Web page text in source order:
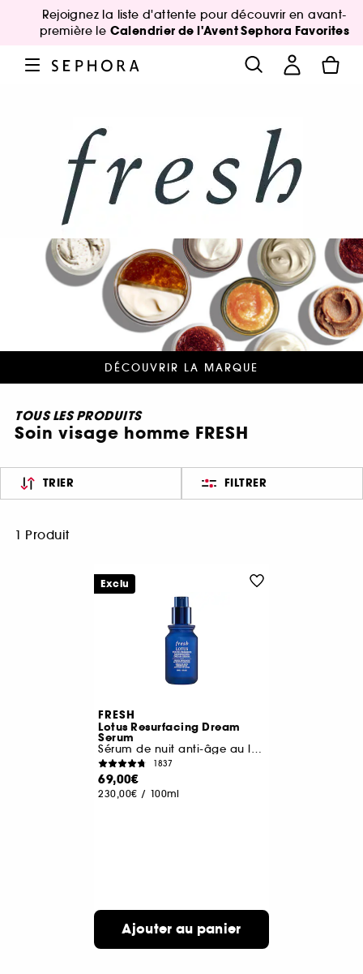
Rejoignez la liste d'attente pour découvrir en avant-
première le Calendrier de l'Avent Sephora Favorites
DÉCOUVRIR LA MARQUE
TOUS LES PRODUITS
Soin visage homme FRESH
TRIER FILTRER
1 Produit
FRESH
Lotus Resurfacing Dream
Serum
Sérum de nuit anti-âge au lotus et aux AHAs
1837
69,00€
230,00€ / 100ml
Ajouter au panier
Exclu